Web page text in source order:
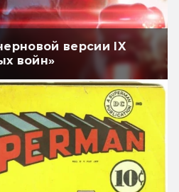
версии IX
войн»